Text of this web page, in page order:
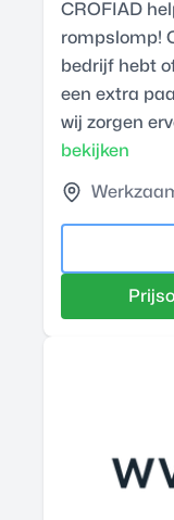
CROFIAD
rompslomp!
bedrijf hebt
een extra
wij zorgen
bekijken